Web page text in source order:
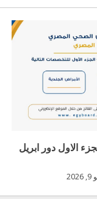
الاول دور ابريل